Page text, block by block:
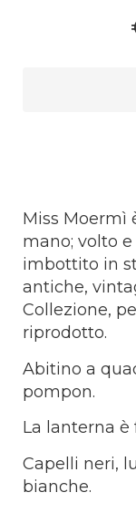
Miss Moermì
mano; volto
imbottito in
antiche,
Collezione,
riprodotto.
Abitino a
pompon.
La lanterna è
Capelli neri,
bianche.